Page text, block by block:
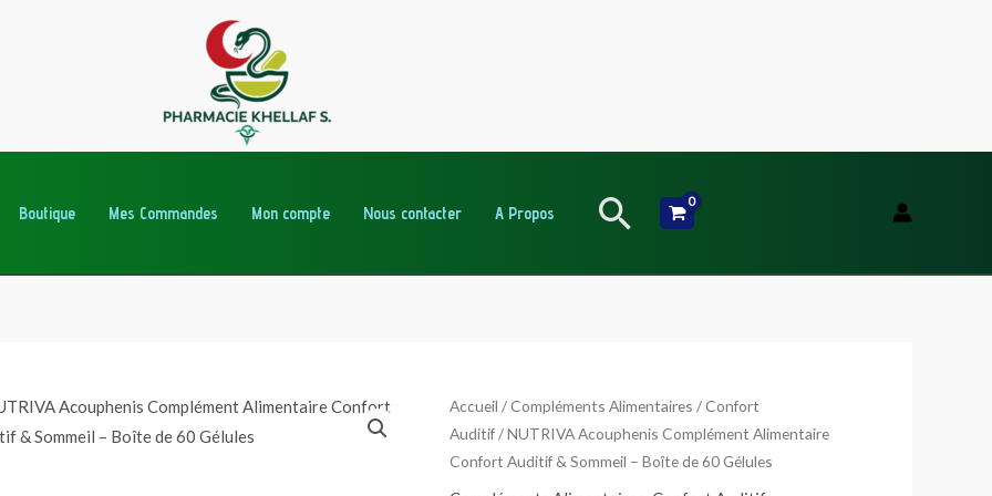
Boutique Mes Commandes Mon compte Nous contacter A Propos Rechercher
Accueil /Compléments Alimentaires /Confort
Auditif/ NUTRIVA Acouphenis Complément Alimentaire
Confort Auditif & Sommeil – Boîte de 60 Gélules
quantité
de
NUTRIVA